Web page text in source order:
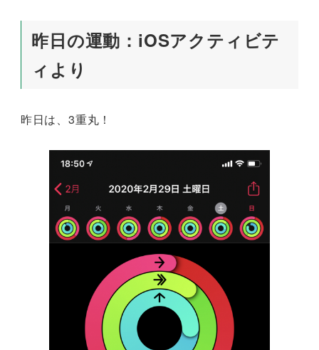
昨日の運動：iOSアクティビテ
ィより
昨日は、3重丸！